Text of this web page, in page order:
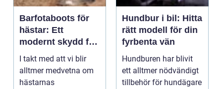
Barfotaboots för
hästar: Ett
modernt skydd för
naturliga hovar
I takt med att vi blir
alltmer medvetna om
hästarnas
Hundbur i bil: Hitta
rätt modell för din
fyrbenta vän
Hundburen har blivit
ett alltmer nödvändigt
tillbehör för hundägare